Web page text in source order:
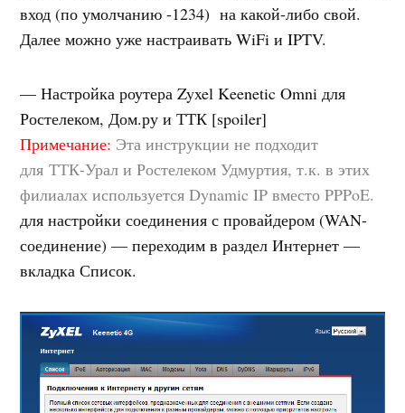
вход (по умолчанию -1234) на какой-либо свой.
Далее можно уже настраивать WiFi и IPTV.
— Настройка роутера Zyxel Keenetic Omni для
Ростелеком, Дом.ру и ТТК [spoiler]
Примечание: Эта инструкции не подходит
для ТТК-Урал и Ростелеком Удмуртия, т.к. в этих
филиалах используется Dynamic IP вместо PPPoE.
для настройки соединения с провайдером (WAN-
соединение) — переходим в раздел Интернет —
вкладка Список.